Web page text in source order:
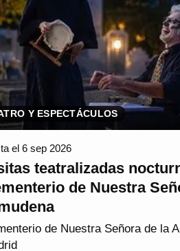
Y ESPECTÁCULOS
el 6 sep 2026
teatralizadas
de Nuestra
de Nuestra Señora de la